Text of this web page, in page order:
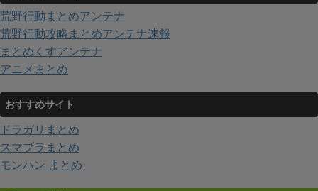
荒野行動まとめアンテナ
荒野行動攻略まとめアンテナ速報
まとめくすアンテナ
アニメまとめ
おすすめサイト
ドラガリまとめ
スマブラまとめ
モンハン まとめ